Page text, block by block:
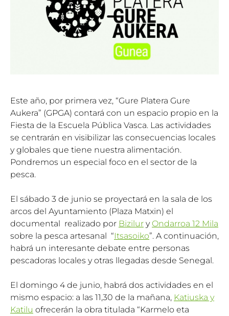
Este año, por primera vez, “Gure Platera Gure
Aukera” (GPGA) contará con un espacio propio en la
Fiesta de la Escuela Pública Vasca. Las actividades
se centrarán en visibilizar las consecuencias locales
y globales que tiene nuestra alimentación.
Pondremos un especial foco en el sector de la
pesca.
El sábado 3 de junio se proyectará en la sala de los
arcos del Ayuntamiento (Plaza Matxin) el
documental realizado por Bizilur yOndarroa 12 Mila
sobre la pesca artesanal “Itsasoiko”. A continuación,
habrá un interesante debate entre personas
pescadoras locales y otras llegadas desde Senegal.
El domingo 4 de junio, habrá dos actividades en el
mismo espacio: a las 11,30 de la mañana, Katiuska y
Katilu ofrecerán la obra titulada “Karmelo eta